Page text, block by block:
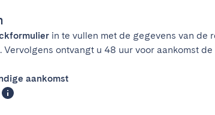
in te vullen met de gegevens van de
ontvangt u 48 uur voor aankomst de
aankomst